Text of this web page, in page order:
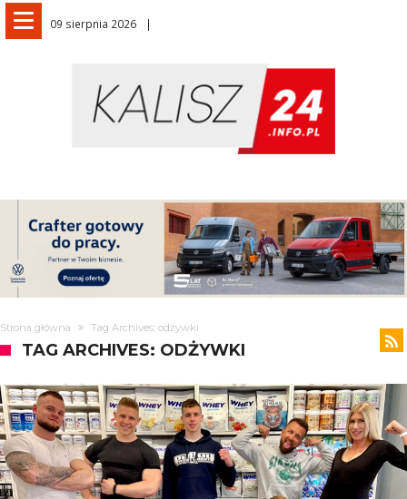
09 sierpnia 2026
Strona główna Tag Archives: odżywki
TAG ARCHIVES: ODŻYWKI